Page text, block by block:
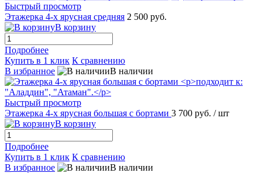
Быстрый просмотр
Этажерка 4-х ярусная средняя 2 500 руб.
В корзину
Подробнее
Купить в 1 клик К сравнению
В избранное
В наличии
Быстрый просмотр
Этажерка 4-х ярусная большая с бортами 3 700 руб. / шт
В корзину
Подробнее
Купить в 1 клик К сравнению
В избранное
В наличии